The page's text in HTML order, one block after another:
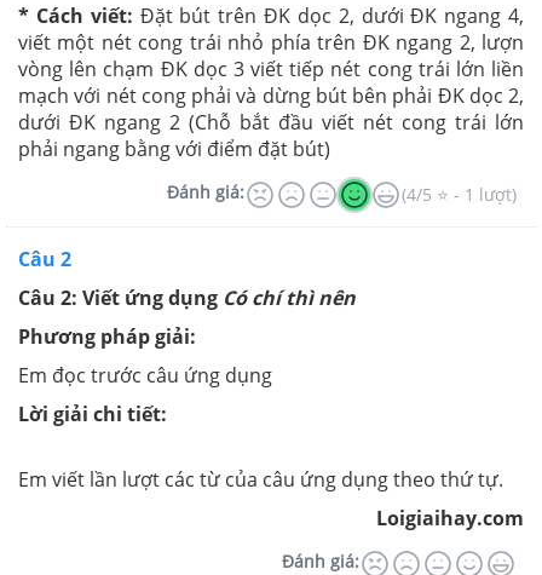
* Cách viết: Đặt bút trên ĐK dọc 2, dưới ĐK ngang 4,
viết một nét cong trái nhỏ phía trên ĐK ngang 2, lượn
vòng lên chạm ĐK dọc 3 viết tiếp nét cong trái lớn liền
mạch với nét cong phải và dừng bút bên phải ĐK dọc 2,
dưới ĐK ngang 2 (Chỗ bắt đầu viết nét cong trái lớn
phải ngang bằng với điểm đặt bút)
Đánh giá: (4/5 ⭐ - 1 lượt)
Câu 2
Câu 2: Viết ứng dụng Có chí thì nên
Phương pháp giải:
Em đọc trước câu ứng dụng
Lời giải chi tiết:
Em viết lần lượt các từ của câu ứng dụng theo thứ tự.
Loigiaihay.com
Đánh giá: